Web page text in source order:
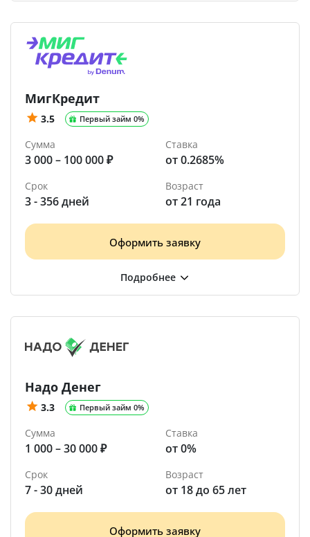
МигКредит
3.5 Первый займ 0%
Сумма
3 000 – 100 000 ₽
Ставка
от 0.2685%
Срок
3 - 356 дней
Возраст
от 21 года
Оформить заявку
Надо Денег
3.3 Первый займ 0%
Сумма
1 000 – 30 000 ₽
Ставка
от 0%
Срок
7 - 30 дней
Возраст
от 18 до 65 лет
Оформить заявку